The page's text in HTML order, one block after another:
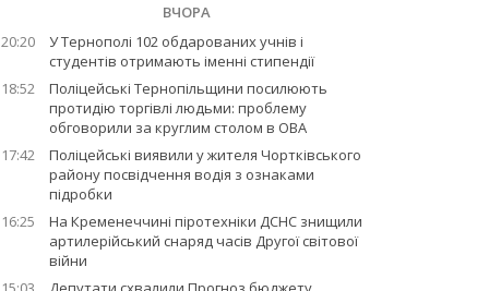
ВЧОРА
20:20
У Тернополі 102 обдарованих учнів і
студентів отримають іменні стипендії
18:52
Поліцейські Тернопільщини посилюють
протидію торгівлі людьми: проблему
обговорили за круглим столом в ОВА
17:42
Поліцейські виявили у жителя Чортківського
району посвідчення водія з ознаками
підробки
16:25
На Кременеччині піротехніки ДСНС знищили
артилерійський снаряд часів Другої світової
війни